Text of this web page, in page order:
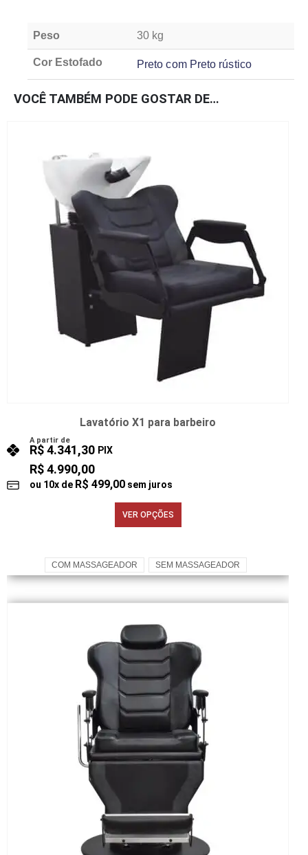
Peso 30 kg
Cor Estofado Preto com Preto rústico
VOCÊ TAMBÉM PODE GOSTAR DE…
Lavatório X1 para barbeiro
A partir de
R$4.341,30 PIX
R$4.990,00
ou 10x de R$ 499,00 sem juros
VER OPÇÕES
COM MASSAGEADOR SEM MASSAGEADOR